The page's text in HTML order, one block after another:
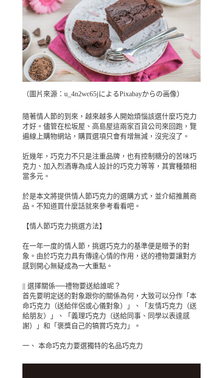
（圖片來源： u_4n2wc65jによるPixabayからの画像）
隨著情人節的到來，越來越多人開始煩惱該選什麼巧克力
才好。儘管在松坂屋、高島屋這兩家百貨公司來回跑，覽
遍線上購物網站，購買選項只會有增無減，沒完沒了。
近幾年，巧克力不只是注重品牌，也有控制糖分的苦味巧
克力、加入烈酒專為成人設計的巧克力等等，其實種類相
當多元。
於是本文將提供情人節巧克力的選購方式，並介紹推薦商
品。不知道買什麼話就來參考看看吧。
【情人節巧克力挑選方法】
在一年一度的情人節，挑選巧克力的基準便是贈予的對
象。由於巧克力具有傳達心情的作用，送的禮物要讓對方
感到開心無疑成為一大重點。
|| 選擇關係──禮物要送給誰呢？
首先要明定送的對象跟你的關係為何，大致可以分作「本
命巧克力（送給伴侶或心儀對象）」、「友情巧克力（送
給朋友）」、「義理巧克力（送給同事、同學以表達感
謝）」和「褒獎自己的犒賞巧克力」。
一、 本命巧克力要選獨特的名品巧克力